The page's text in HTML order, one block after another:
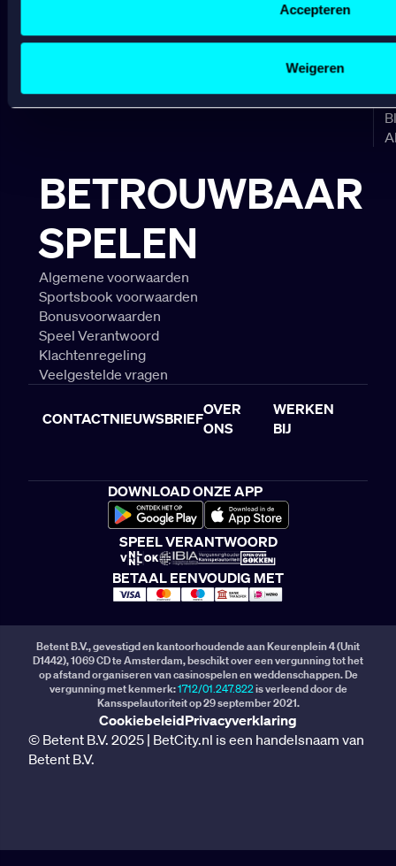
Sociale media functionaliteit.
Accepteren
Weigeren
Live roulette
BETROUWBAAR
SPELEN
Algemene voorwaarden
Sportsbook voorwaarden
Bonusvoorwaarden
Speel Verantwoord
Klachtenregeling
Veelgestelde vragen
CONTACTNIEUWSBRIEF
OVER
ONS
WERKEN
BIJ
DOWNLOAD ONZE APP
SPEEL VERANTWOORD
BETAAL EENVOUDIG MET
Betent B.V., gevestigd en kantoorhoudende aan Keurenplein 4 (Unit
D1442), 1069 CD te Amsterdam, beschikt over een vergunning tot het
op afstand organiseren van casinospelen en weddenschappen. De
vergunning met kenmerk:1712/01.247.822is verleend door de
Kansspelautoriteit op 29 september 2021.
CookiebeleidPrivacyverklaring
© Betent B.V. 2025 | BetCity.nl is een handelsnaam van
Betent B.V.